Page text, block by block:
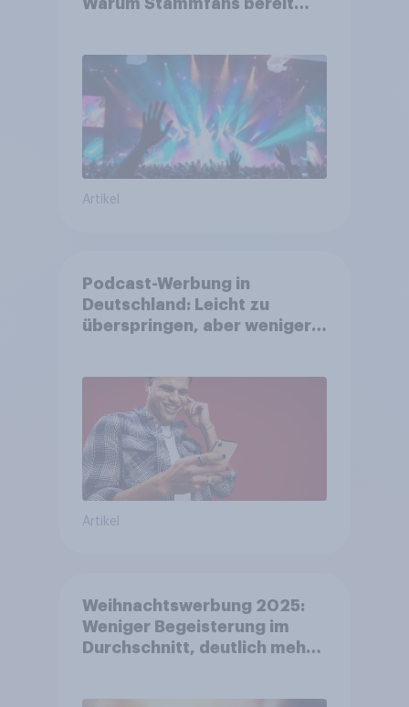
Warum Stammfans bereit
Artikel
Podcast-Werbung in
Deutschland: Leicht zu
überspringen, aber weniger
Artikel
Weihnachtswerbung 2025:
Weniger Begeisterung im
Durchschnitt, deutlich mehr